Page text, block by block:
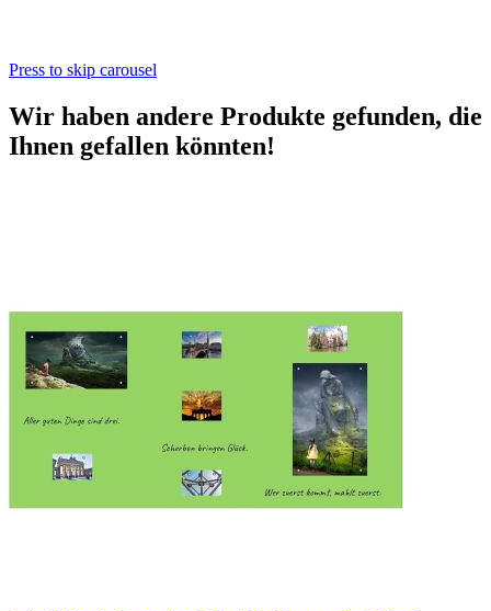
Press to skip carousel
Wir haben andere Produkte gefunden, die
Ihnen gefallen könnten!